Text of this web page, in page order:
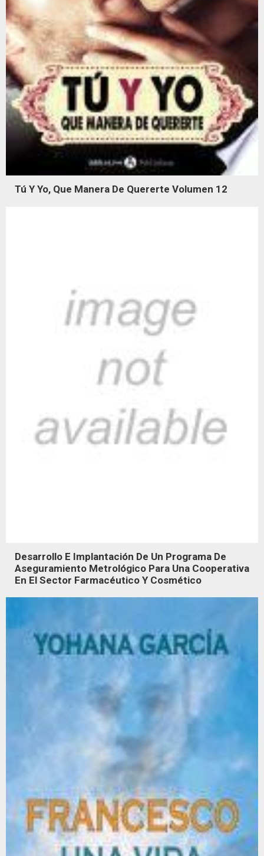
Tú Y Yo, Que Manera De Quererte Volumen 12
Desarrollo E Implantación De Un Programa De
Aseguramiento Metrológico Para Una Cooperativa
En El Sector Farmacéutico Y Cosmético